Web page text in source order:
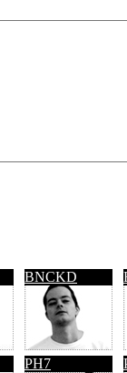
BNCKD
PH7